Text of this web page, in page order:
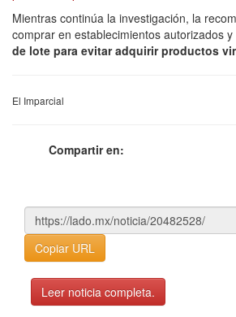
Mientras continúa la investigación, la
comprar en establecimientos autorizados
de lote para evitar adquirir productos
El Imparcial
Compartir en:
Copiar URL
Leer noticia completa.